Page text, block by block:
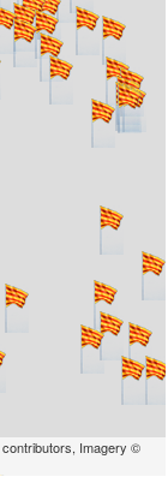
contributors, Imagery ©